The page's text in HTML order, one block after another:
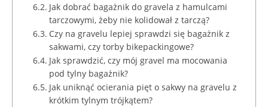
Jak dobrać bagażnik do gravela z hamulcami
tarczowymi, żeby nie kolidował z tarczą?
Czy na gravelu lepiej sprawdzi się bagażnik z
sakwami, czy torby bikepackingowe?
Jak sprawdzić, czy mój gravel ma mocowania
pod tylny bagażnik?
Jak uniknąć ocierania pięt o sakwy na gravelu z
krótkim tylnym trójkątem?